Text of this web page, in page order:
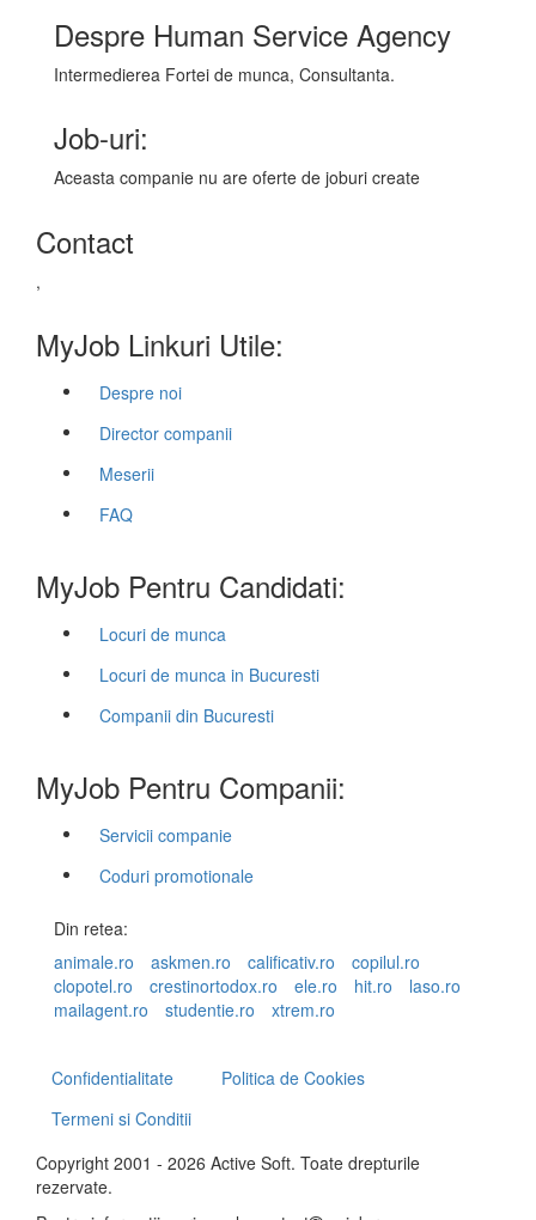
Despre Human Service Agency
Intermedierea Fortei de munca, Consultanta.
Job-uri:
Aceasta companie nu are oferte de joburi create
Contact
,
MyJob Linkuri Utile:
Despre noi
Director companii
Meserii
FAQ
MyJob Pentru Candidati:
Locuri de munca
Locuri de munca in Bucuresti
Companii din Bucuresti
MyJob Pentru Companii:
Servicii companie
Coduri promotionale
Din retea:
animale.ro
askmen.ro calificativ.ro
copilul.ro
clopotel.ro
crestinortodox.ro ele.ro hit.ro
laso.ro
mailagent.ro
studentie.ro xtrem.ro
Confidentialitate
Politica de Cookies
Termeni si Conditii
Copyright 2001 - 2026 Active Soft. Toate drepturile
rezervate.